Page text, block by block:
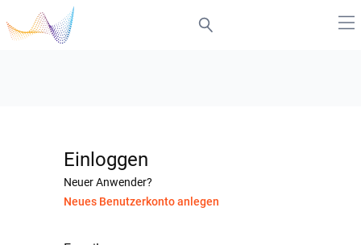
Einloggen
Neuer Anwender?
Neues Benutzerkonto anlegen